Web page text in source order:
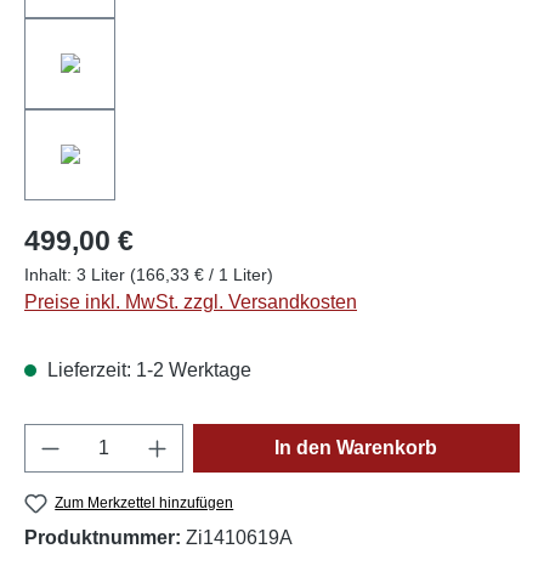
499,00 €
Inhalt: 3 Liter (166,33 € / 1 Liter)
Preise inkl. MwSt. zzgl. Versandkosten
Lieferzeit: 1-2 Werktage
Produkt Anzahl: Gib den gewünschten
In den Warenkorb
Zum Merkzettel hinzufügen
Produktnummer: Zi1410619A